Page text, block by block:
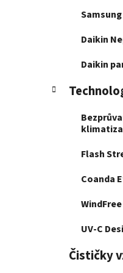
Daikin
Daikin
Flash
Coanda
WindFree
UV-C
Čističky